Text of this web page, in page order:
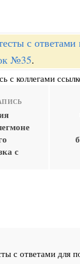
с ответами
№35.
с коллегами
с
с ответами для